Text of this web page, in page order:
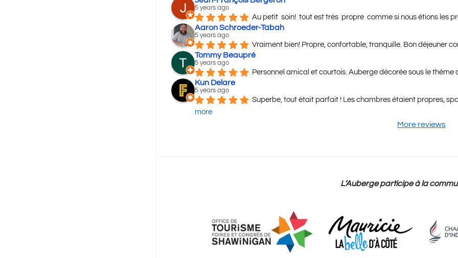
5 years ago
Au petit  soin!  tout est très  propre  comme si nous étions les
Aaron Schroeder-Tabah
5 years ago
Vraiment bien! Propre, confortable, tranquille. Bon déjeuner
Tommy Beaupré
5 years ago
Personnel amical et courtois. Auberge décorée sous le thème
Kun Delare
5 years ago
Superbe, tout était parfait ! Les chambres étaient propres,
more
More reviews
L’Auberge participe à la